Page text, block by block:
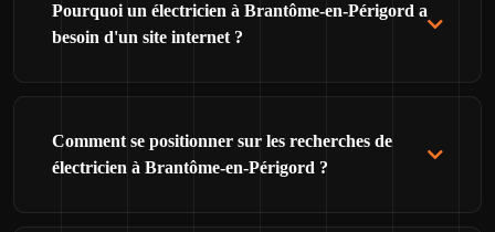
Pourquoi un électricien à Brantôme-en-Périgord a
besoin d'un site internet ?
Comment se positionner sur les recherches de
électricien à Brantôme-en-Périgord ?